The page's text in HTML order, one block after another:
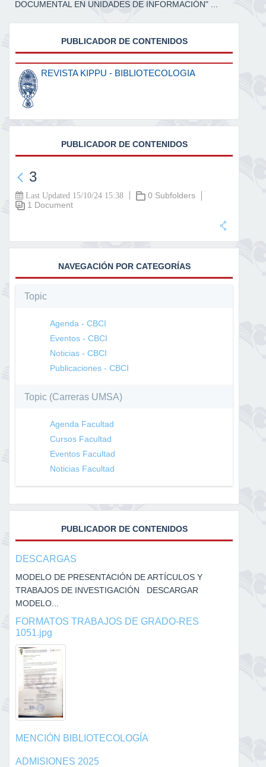
DOCUMENTAL EN UNIDADES DE INFORMACIÓN" ...
PUBLICADOR DE CONTENIDOS
REVISTA KIPPU - BIBLIOTECOLOGIA
PUBLICADOR DE CONTENIDOS
3
Last Updated 15/10/24 15:38
0 Subfolders
1 Document
NAVEGACIÓN POR CATEGORÍAS
Topic
Agenda - CBCI
Eventos - CBCI
Noticias - CBCI
Publicaciones - CBCI
Topic (Carreras UMSA)
Agenda Facultad
Cursos Facultad
Eventos Facultad
Noticias Facultad
PUBLICADOR DE CONTENIDOS
DESCARGAS
MODELO DE PRESENTACIÓN DE ARTÍCULOS Y
TRABAJOS DE INVESTIGACIÓN DESCARGAR
MODELO...
FORMATOS TRABAJOS DE GRADO-RES
1051.jpg
MENCIÓN BIBLIOTECOLOGÍA
ADMISIONES 2025